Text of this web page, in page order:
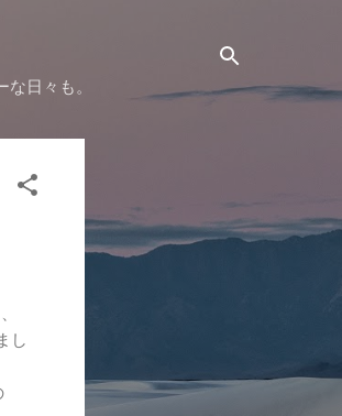
日々も。
し